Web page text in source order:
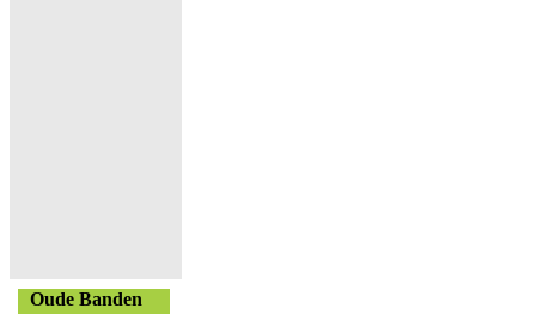
Oude Banden